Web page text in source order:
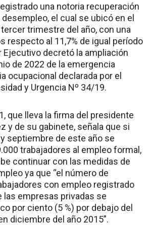
una notoria recuperación
el cual se ubicó en el
tercer trimestre del año, con una
respecto al 11,7% de igual período
Ejecutivo decretó la ampliación
de 2022 de la emergencia
ocupacional declarada por el
y Urgencia Nº 34/19.
que lleva la firma del presidente
y de su gabinete, señala que si
septiembre de este año se
trabajadores al empleo formal,
continuar con las medidas de
ya que “el número de
con empleo registrado
las empresas privadas se
por ciento (5 %) por debajo del
diciembre del año 2015”.